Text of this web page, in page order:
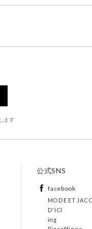
ます
公式SNS
facebook
MODE ET
D'ICI
ing